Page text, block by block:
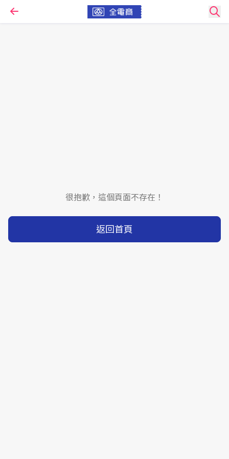
很抱歉，這個頁面不存在！
返回首頁